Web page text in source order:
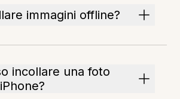
immagini offline?
incollare una foto